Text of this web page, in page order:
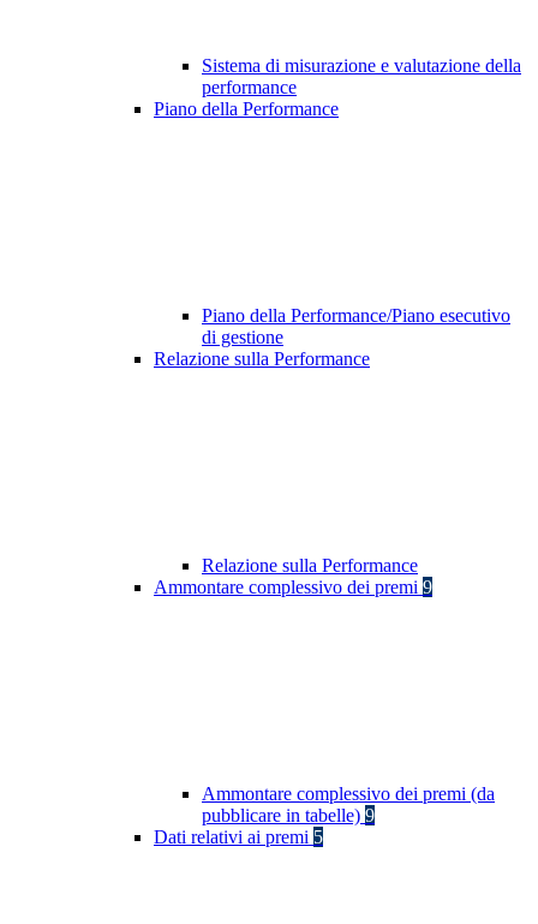
Sistema di misurazione e valutazione della
performance
Piano della Performance
Piano della Performance/Piano esecutivo
di gestione
Relazione sulla Performance
Relazione sulla Performance
Ammontare complessivo dei premi 9
Ammontare complessivo dei premi (da
pubblicare in tabelle) 9
Dati relativi ai premi 5